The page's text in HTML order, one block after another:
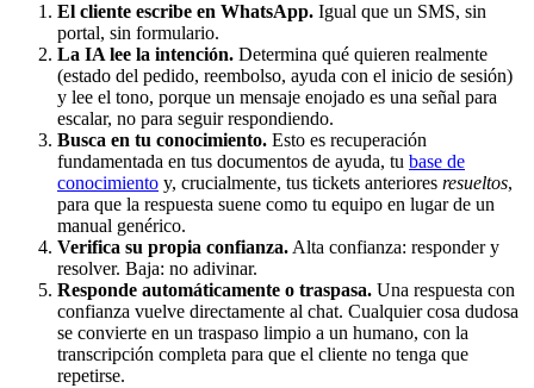
El cliente escribe en WhatsApp. Igual que un SMS, sin
portal, sin formulario.
La IA lee la intención. Determina qué quieren realmente
(estado del pedido, reembolso, ayuda con el inicio de sesión)
y lee el tono, porque un mensaje enojado es una señal para
escalar, no para seguir respondiendo.
Busca en tu conocimiento. Esto es recuperación
fundamentada en tus documentos de ayuda, tu base de
conocimiento y, crucialmente, tus tickets anteriores resueltos,
para que la respuesta suene como tu equipo en lugar de un
manual genérico.
Verifica su propia confianza. Alta confianza: responder y
resolver. Baja: no adivinar.
Responde automáticamente o traspasa. Una respuesta con
confianza vuelve directamente al chat. Cualquier cosa dudosa
se convierte en un traspaso limpio a un humano, con la
transcripción completa para que el cliente no tenga que
repetirse.